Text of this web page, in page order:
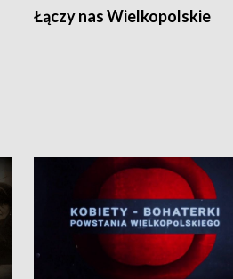
Łączy nas Wielkopolskie